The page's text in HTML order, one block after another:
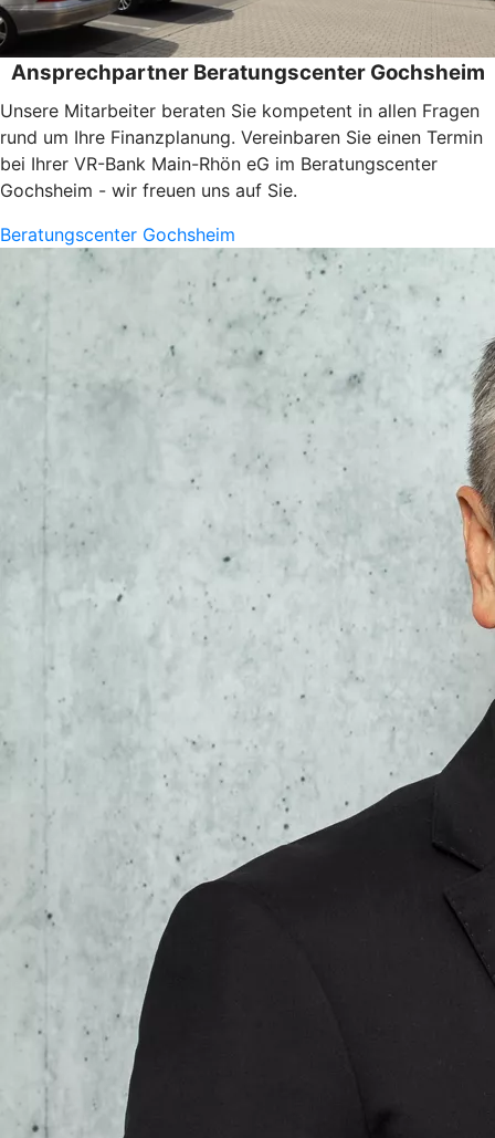
Ansprechpartner Beratungscenter Gochsheim
Unsere Mitarbeiter beraten Sie kompetent in allen Fragen
rund um Ihre Finanzplanung. Vereinbaren Sie einen Termin
bei Ihrer VR-Bank Main-Rhön eG im Beratungscenter
Gochsheim - wir freuen uns auf Sie.
Beratungscenter Gochsheim